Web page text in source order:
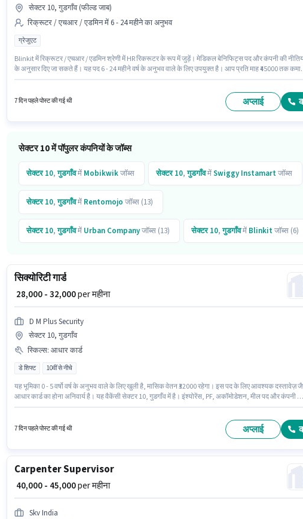
सेक्टर 10, गुडगाँव (फील्ड जाब)
रिक्रूटर / एचआर / एडमिन में 6 - 24 महीने का अनुभव
ग्रेजुएट
Blinkit में रिक्रूटर / एचआर / एडमिन श्रेणी में HR रिकरूटर के रूप में जुड़ें। मेडिकल बेनिफिट्स पद और कंपनी की
के अनुसार दिए जा सकते हैं। यह पद 6 - 24 महीने वर्ष के अनुभव वाले के लिए उपयुक्त है। आप प्रति माह ₹45000 तक कमा
7 दिन पहले पोस्ट की गई थी अप्लाई
सेक्टर 10 में पॉपुलर कंपनियों के जॉब्स
सेक्टर 10,गुडगाँवमें Mobikwikजॉब्स सेक्टर 10,गुडगाँवमेंSwiggy Instamartजॉब्स
सेक्टर 10,गुडगाँवमें Rentomojo जॉब्स (13)
सेक्टर 10,गुडगाँवमें Urban Companyजॉब्स (13) सेक्टर 10,गुडगाँवमें Blinkitजॉब्स (6)
सिक्योरिटी गार्ड
₹ 28,000 - 32,000per महीना
D M Plus Security
सेक्टर 10, गुडगाँव
स्किल्स: आधार कार्ड
डे शिफ्ट 10वीं से नीचे
यह भूमिका 0 - 5 वर्षो वर्ष के अनुभव वाले के लिए खुली है, मासिक वेतन ₹32000 रहेगा। इस पद के लिए आवश्यक दस्तावेज़
आधार कार्ड का होना अनिवार्य है। यह वैकेंसी सेक्टर 10, गुडगाँव में है। इंश्योरेंस, PF, अकॉमोडेशन, मील पद और कंपनी
7 दिन पहले पोस्ट की गई थी अप्लाई
Carpenter Supervisor
₹ 40,000 - 45,000per महीना
Skv India